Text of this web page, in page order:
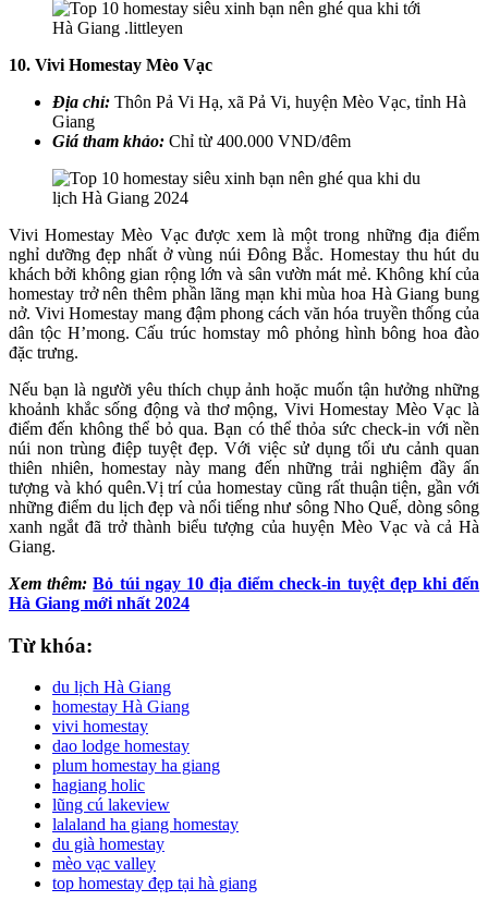
10. Vivi Homestay Mèo Vạc
Địa chỉ: Thôn Pả Vi Hạ, xã Pả Vi, huyện Mèo Vạc, tỉnh Hà
Giang
Giá tham khảo: Chỉ từ 400.000 VND/đêm
Vivi Homestay Mèo Vạc được xem là một trong những địa điểm
nghỉ dưỡng đẹp nhất ở vùng núi Đông Bắc. Homestay thu hút du
khách bởi không gian rộng lớn và sân vườn mát mẻ. Không khí của
homestay trở nên thêm phần lãng mạn khi mùa hoa Hà Giang bung
nở. Vivi Homestay mang đậm phong cách văn hóa truyền thống của
dân tộc H’mong. Cấu trúc homstay mô phỏng hình bông hoa đào
đặc trưng.
Nếu bạn là người yêu thích chụp ảnh hoặc muốn tận hưởng những
khoảnh khắc sống động và thơ mộng, Vivi Homestay Mèo Vạc là
điểm đến không thể bỏ qua. Bạn có thể thỏa sức check-in với nền
núi non trùng điệp tuyệt đẹp. Với việc sử dụng tối ưu cảnh quan
thiên nhiên, homestay này mang đến những trải nghiệm đầy ấn
tượng và khó quên.Vị trí của homestay cũng rất thuận tiện, gần với
những điểm du lịch đẹp và nổi tiếng như sông Nho Quế, dòng sông
xanh ngắt đã trở thành biểu tượng của huyện Mèo Vạc và cả Hà
Giang.
Xem thêm: Bỏ túi ngay 10 địa điểm check-in tuyệt đẹp khi đến
Hà Giang mới nhất 2024
Từ khóa:
du lịch Hà Giang
homestay Hà Giang
vivi homestay
dao lodge homestay
plum homestay ha giang
hagiang holic
lũng cú lakeview
lalaland ha giang homestay
du già homestay
mèo vạc valley
top homestay đẹp tại hà giang